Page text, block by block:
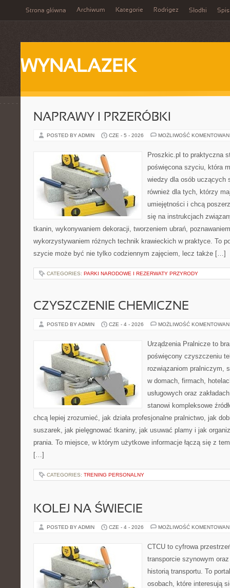
Strona główna Archiwum Kategorie Rodrigez Słodki Spis
WYNALAZEK
NAPRAWY I PRZERÓBKI
POSTED BY ADMIN CZE - 5 - 2026 MOŻLIWOŚĆ
Proszkic.pl to praktyczna
poświęcona szyciu, która
wiedzy dla osób uczących
również dla tych, którzy
umiejętności i chcą
się na instrukcjach
tkanin, wykonywaniem dekoracji, tworzeniem ubrań,
wykorzystywaniem różnych technik krawieckich w praktyce. To
szycie może być nie tylko codziennym zajęciem, lecz także […]
CATEGORIES: PARKI NARODOWE I REZERWATY PRZYRODY
CZYSZCZENIE CHEMICZNE
POSTED BY ADMIN CZE - 4 - 2026 MOŻLIWOŚĆ
Urządzenia Pralnicze to
poświęcony czyszczeniu
rozwiązaniom pralniczym,
w domach, firmach,
usługowych oraz
stanowi kompleksowe
chcą lepiej zrozumieć, jak działa profesjonalne pralnictwo, jak
suszarek, jak pielęgnować tkaniny, jak usuwać plamy i jak
prania. To miejsce, w którym użytkowe informacje łączą się z
[…]
CATEGORIES: TRENING PERSONALNY
KOLEJ NA ŚWIECIE
POSTED BY ADMIN CZE - 4 - 2026 MOŻLIWOŚĆ
CTCU to cyfrowa
transporcie szynowym
historią transportu. To
osobach, które interesują